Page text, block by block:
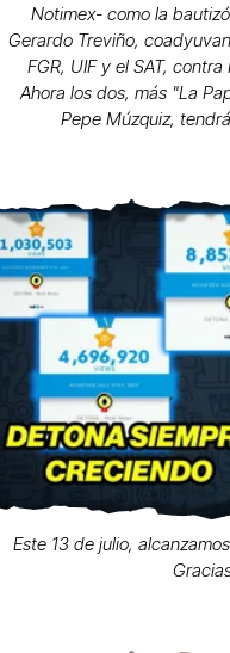
Notimex- como la
Gerardo Treviño,
FGR, UIF y el SAT,
Ahora los dos, más "La
Pepe Múzquiz,
Este 13 de julio,